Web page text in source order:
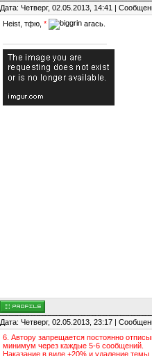
Дата: Четверг, 02.05.2013, 14:41 |
Heist, тфю, * агась.
Дата: Четверг, 02.05.2013, 23:17 |
6. Автору запрещается постоянно
минимум через каждые 5-6 сообщений.
Наказание в виде +20% и удаление темы